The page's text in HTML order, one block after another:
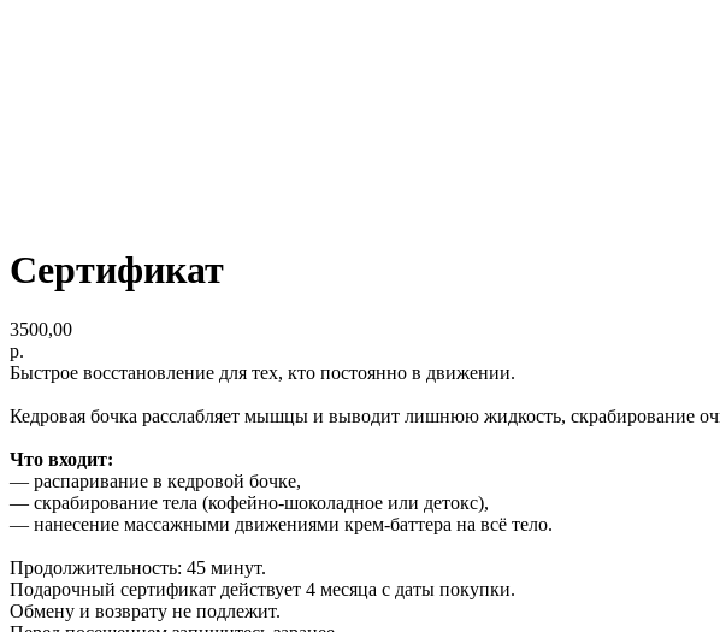
Сертификат
3500,00
р.
Быстрое восстановление для тех, кто постоянно в движении.
Кедровая бочка расслабляет мышцы и выводит лишнюю жидкость, скрабирование
Что входит:
— распаривание в кедровой бочке,
— скрабирование тела (кофейно-шоколадное или детокс),
— нанесение массажными движениями крем-баттера на всё тело.
Продолжительность: 45 минут.
Подарочный сертификат действует 4 месяца с даты покупки.
Обмену и возврату не подлежит.